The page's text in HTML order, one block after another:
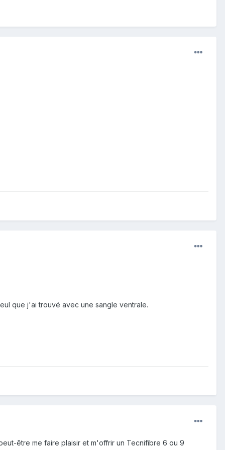
que j'ai trouvé avec une sangle ventrale.
être me faire plaisir et m'offrir un Tecnifibre 6 ou 9